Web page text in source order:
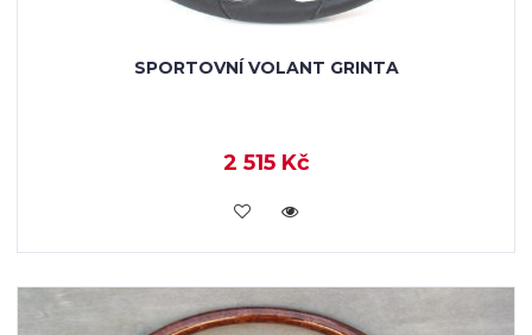
SPORTOVNÍ VOLANT GRINTA
2 515 Kč
KOUPIT